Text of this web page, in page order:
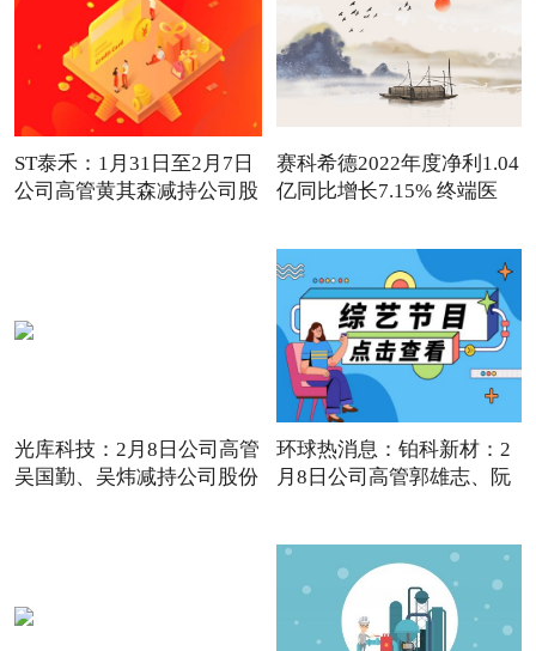
ST泰禾：1月31日至2月7日
公司高管黄其森减持公司股
赛科希德2022年度净利1.04
亿同比增长7.15% 终端医
光库科技：2月8日公司高管
吴国勤、吴炜减持公司股份
环球热消息：铂科新材：2
月8日公司高管郭雄志、阮